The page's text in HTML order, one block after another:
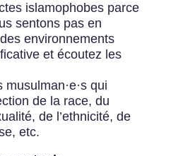
islamophobes parce
sentons pas en
environnements
et écoutez les
musulman·e·s qui
de la race, du
de l’ethnicité, de
etc.